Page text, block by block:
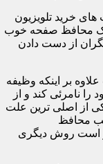
خرید تلویزیون
یک محافظ صفحه خوب
از دست دادن
بر اینکه وظیفه
نامرئی کند و از
از اصلی ترین علت
محافظ
است روش دیگری